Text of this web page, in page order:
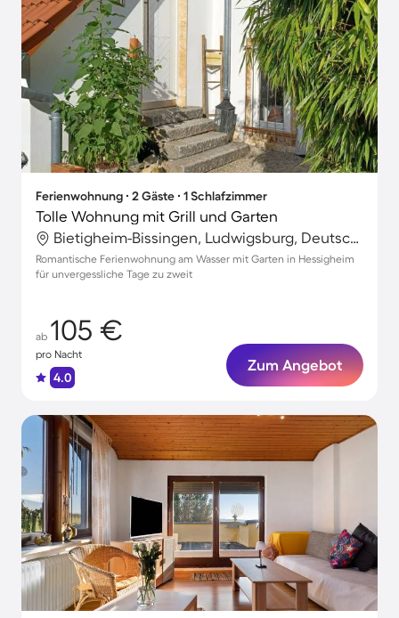
Ferienwohnung ∙ 2 Gäste ∙ 1 Schlafzimmer
Tolle Wohnung mit Grill und Garten
Bietigheim-Bissingen, Ludwigsburg, Deutschland
Romantische Ferienwohnung am Wasser mit Garten in Hessigheim
für unvergessliche Tage zu zweit
ab 105 €
pro Nacht
4.0
Zum Angebot